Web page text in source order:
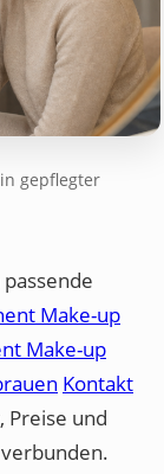
gepflegter
Make-up
Make-up
Kontakt
Preise und